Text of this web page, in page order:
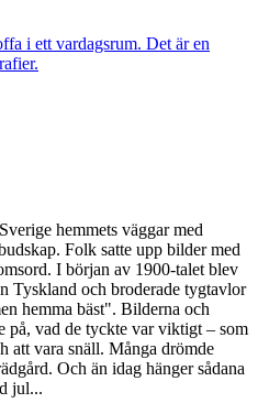
hemmets väggar med
Folk satte upp bilder med
I början av 1900-talet blev
Tyskland och broderade tygtavlor
hemma bäst". Bilderna och
på, vad de tyckte var viktigt – som
att vara snäll. Många drömde
Och än idag hänger sådana
jul...